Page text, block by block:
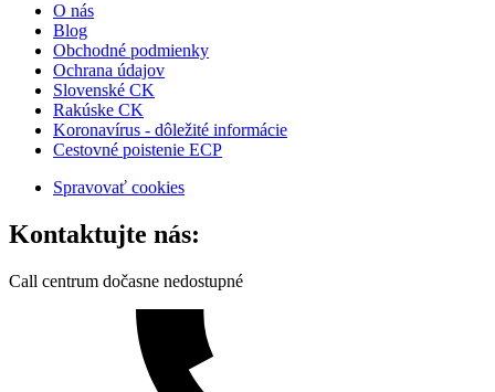
O nás
Blog
Obchodné podmienky
Ochrana údajov
Slovenské CK
Rakúske CK
Koronavírus - dôležité informácie
Cestovné poistenie ECP
Spravovať cookies
Kontaktujte nás:
Call centrum dočasne nedostupné